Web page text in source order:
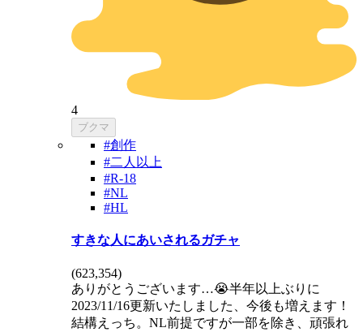
4
ブクマ
#創作
#二人以上
#R-18
#NL
#HL
すきな人にあいされるガチャ
(623,354)
ありがとうございます…😭半年以上ぶりに
2023/11/16更新いたしました、今後も増えます！
結構えっち。NL前提ですが一部を除き、頑張れ